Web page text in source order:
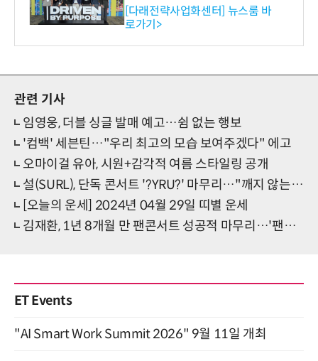
와의 비즈니스 미팅 지원…K
-바이오 해외 진출 교두보 확
보
[다래전략사업화센터] 뉴스룸 바
로가기>
관련 기사
임영웅, 더블 싱글 발매 예고…쉼 없는 행보
'컴백' 세븐틴…"우리 최고의 모습 보여주겠다" 에고
오마이걸 유아, 시원+감각적 여름 스타일링 공개
설(SURL), 단독 콘서트 '?YRU?' 마무리…"깨지 않는 꿈 되길"
[오늘의 운세] 2024년 04월 29일 띠별 운세
김재환, 1년 8개월 만 팬콘서트 성공적 마무리…'팬心 저격'
ET Events
"AI Smart Work Summit 2026" 9월 11일 개최